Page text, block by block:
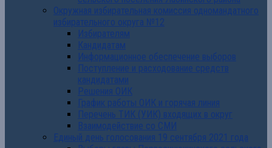
Окружная избирательная комиссия одномандатного
избирательного округа №12
Избирателям
Кандидатам
Информационное обеспечение выборов
Поступление и расходование средств
кандидатами
Решения ОИК
График работы ОИК и горячая линия
Перечень ТИК (УИК) входящих в округ
Взаимодействие со СМИ
Единый день голосования 19 сентября 2021 года